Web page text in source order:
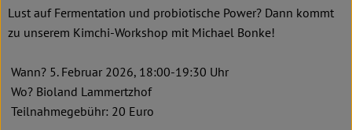
Empfehlungen
Vorratskammer
Großgebinde
Lust auf Fermentation und probiotische Power? Dann kommt
zu unserem Kimchi-Workshop mit Michael Bonke!
Wann? 5. Februar 2026, 18:00-19:30 Uhr
Wo? Bioland Lammertzhof
Teilnahmegebühr: 20 Euro